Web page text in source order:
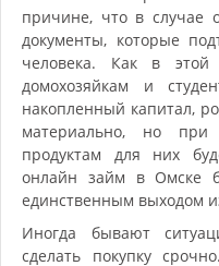
причине, что в случае
документы, которые
человека. Как в этой
домохозяйкам и
накопленный капитал,
материально, но
продуктам для них
онлайн займ в Омске
единственным выходом
Иногда бывают
сделать покупку